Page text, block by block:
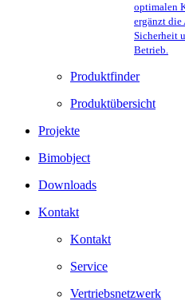
optimalen
ergänzt
Sicherheit
Betrieb.
Produktfinder
Produktübersicht
Projekte
Bimobject
Downloads
Kontakt
Kontakt
Service
Vertriebsnetzwerk